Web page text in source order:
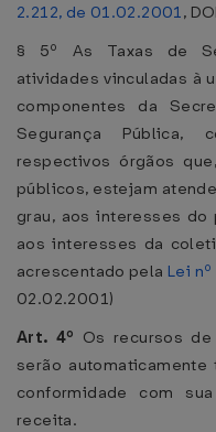
2.212, de 01.02.2001,
§ 5º As Taxas de
atividades vinculadas à
componentes da
Segurança Pública,
respectivos órgãos
públicos, estejam
grau, aos interesses
aos interesses da
acrescentado pela Lei
02.02.2001)
Art. 4º Os recursos
serão automaticamente
conformidade com
receita.